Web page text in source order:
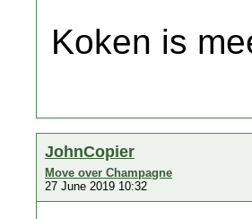
Koken is
JohnCopier
Move over Champagne
27 June 2019 10:32